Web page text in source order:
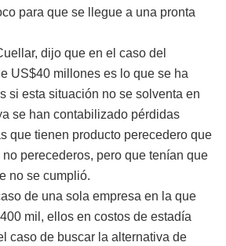
para que se llegue a una pronta
dijo que en el caso del
US$40 millones es lo que se ha
si esta situación no se solventa en
se han contabilizado pérdidas
que tienen producto perecedero que
perecederos, pero que tenían que
no se cumplió.
de una sola empresa en la que
mil, ellos en costos de estadía
caso de buscar la alternativa de